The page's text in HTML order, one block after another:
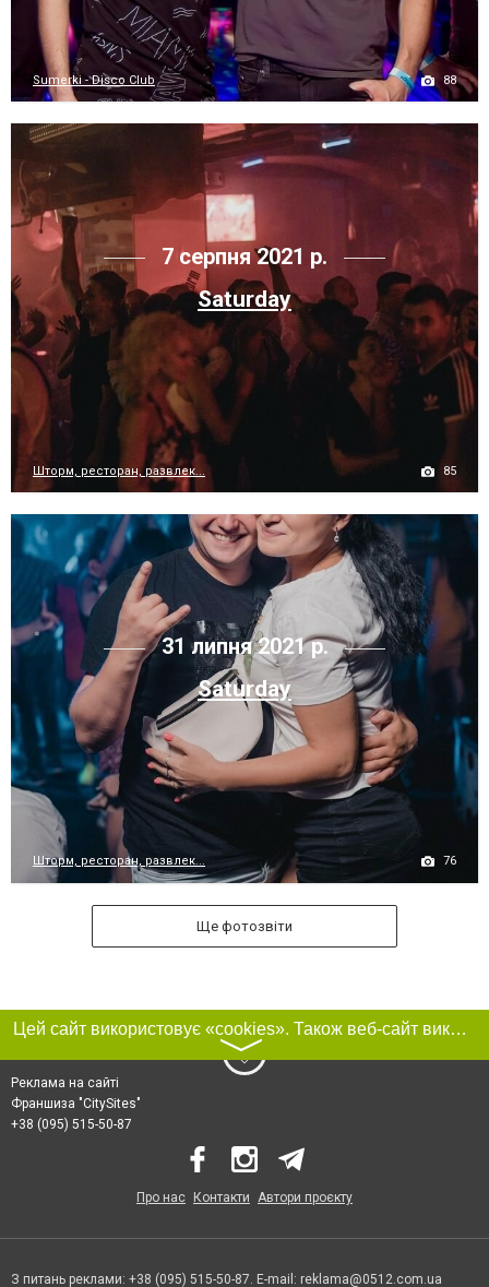
Sumerki - Disco Club 88
7 серпня 2021 р.
Saturday
Шторм, ресторан, развлек... 85
31 липня 2021 р.
Saturday
Шторм, ресторан, развлек... 76
Ще фотозвіти
Цей сайт використовує «cookies». Також веб-сайт використовує інтернет-сервіс для збору технічних даних стосовно відвідувачів з метою отримання маркетингової та статистичної інформації. Умови обробки даних відвідувачів сайту див.
〉
Реклама на сайті
Франшиза "CitySites"
+38 (095) 515-50-87
Про нас Контакти Автори проєкту
З питань реклами: +38 (095) 515-50-87. E-mail: reklama@0512.com.ua